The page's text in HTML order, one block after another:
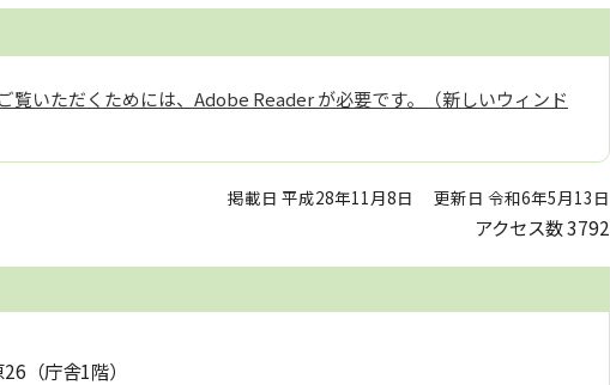
覧いただくためには、Adobe Reader が必要です。（新しいウィンド
掲載日 平成28年11月8日 更新日 令和6年5月13日
アクセス数3792
（庁舎1階）